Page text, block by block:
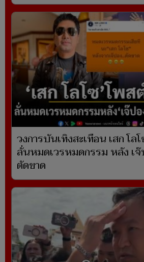
วงการบันเทิงสะเทือน เสก โล
ลั่นหมดเวรหมดกรรม หลัง เจ๊
ตัดขาด